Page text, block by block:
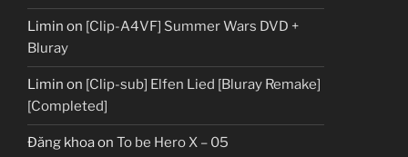
Limin on [Clip-A4VF] Summer Wars DVD +
Bluray
Limin on [Clip-sub] Elfen Lied [Bluray Remake]
[Completed]
Đăng khoaon To be Hero X – 05